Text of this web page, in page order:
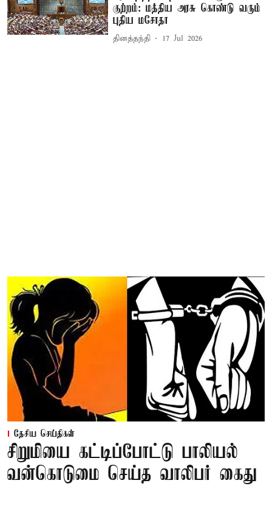
குற்றம்: மத்திய அரசு கொண்டு வரும்
புதிய மசோதா
தினத்தந்தி 17 Jul 2026
தேசிய செய்திகள்
சிறுமியை கட்டிப்போட்டு பாலியல்
வன்கொடுமை செய்த வாலிபர் கைது